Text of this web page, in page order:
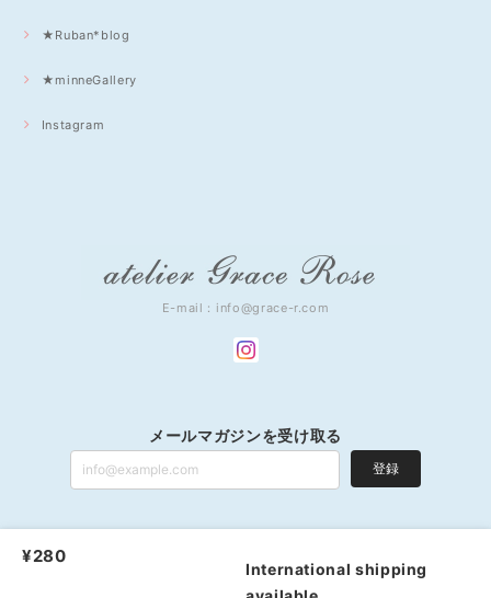
★Ruban*blog
★minneGallery
Instagram
E-mail： info@grace-r.com
メールマガジンを受け取る
登録
atelier Grace Rose | プライバシーポリシー 特定商取引法に基づく表記
¥280
International shipping